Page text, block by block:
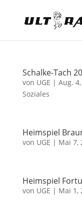
Schalke-Tach
von UGE | Aug.
Soziales
Heimspiel
von UGE | Mai 7,
Heimspiel
von UGE | Mai 1,